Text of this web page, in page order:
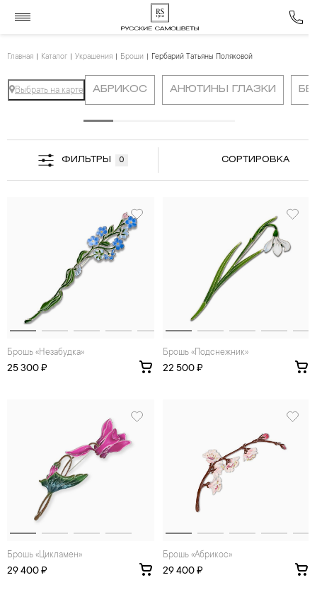
Главная Каталог Украшения Броши Гербарий Татьяны Поляковой
Выбрать на карте АБРИКОС АНЮТИНЫ ГЛАЗКИ
ФИЛЬТРЫ 0 СОРТИРОВКА
Брошь «Незабудка»
25 300 ₽
Брошь «Подснежник»
22 500 ₽
Брошь «Цикламен»
29 400 ₽
Брошь «Абрикос»
29 400 ₽